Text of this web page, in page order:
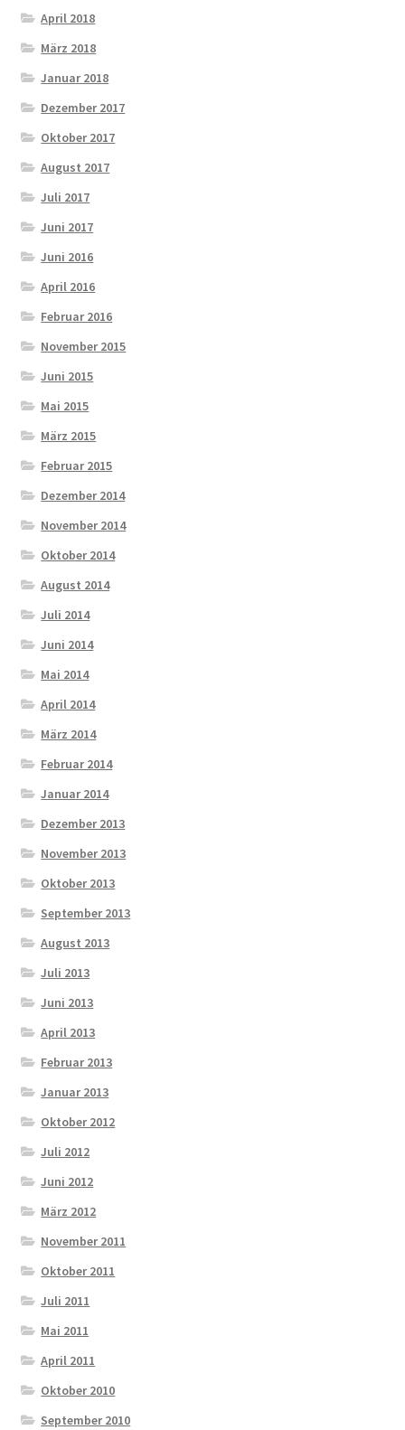
April 2018
März 2018
Januar 2018
Dezember 2017
Oktober 2017
August 2017
Juli 2017
Juni 2017
Juni 2016
April 2016
Februar 2016
November 2015
Juni 2015
Mai 2015
März 2015
Februar 2015
Dezember 2014
November 2014
Oktober 2014
August 2014
Juli 2014
Juni 2014
Mai 2014
April 2014
März 2014
Februar 2014
Januar 2014
Dezember 2013
November 2013
Oktober 2013
September 2013
August 2013
Juli 2013
Juni 2013
April 2013
Februar 2013
Januar 2013
Oktober 2012
Juli 2012
Juni 2012
März 2012
November 2011
Oktober 2011
Juli 2011
Mai 2011
April 2011
Oktober 2010
September 2010